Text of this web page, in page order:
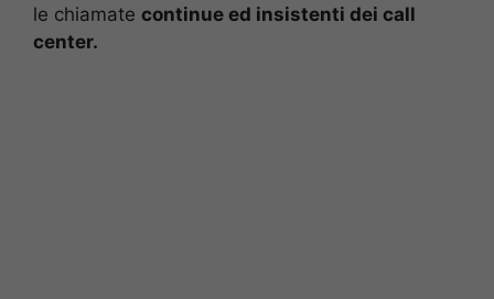
le chiamate continue ed insistenti dei call
center.